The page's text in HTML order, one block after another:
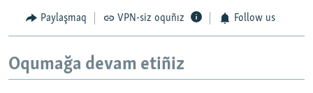
Paylaşmaq VPN-siz oquñız Follow us
Oqumağa devam etiñiz